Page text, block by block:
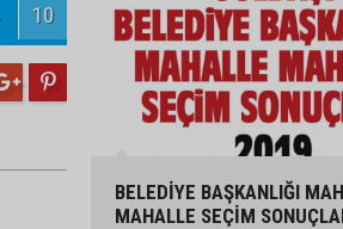
10
BELEDİYE BAŞKANLIĞI
MAHALLE SEÇİM